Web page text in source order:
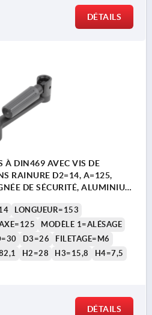
DÉTAILS
À DIN469 AVEC VIS DE
RAINURE D2=14, A=125,
DE SÉCURITÉ, ALUMINIUM
GRIS FONCÉ RAL7021
LONGUEUR=153
MODÈLE 1=ALÉSAGE
D3=26
FILETAGE=M6
H2=28 H3=15,8 H4=7,5
DÉTAILS